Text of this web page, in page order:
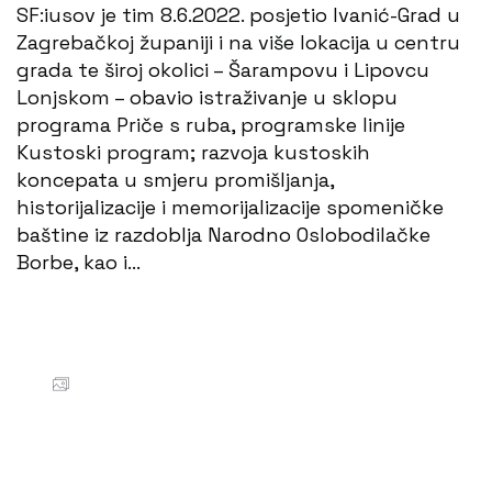
SF:iusov je tim 8.6.2022. posjetio Ivanić-Grad u
Zagrebačkoj županiji i na više lokacija u centru
grada te široj okolici – Šarampovu i Lipovcu
Lonjskom – obavio istraživanje u sklopu
programa Priče s ruba, programske linije
Kustoski program; razvoja kustoskih
koncepata u smjeru promišljanja,
historijalizacije i memorijalizacije spomeničke
baštine iz razdoblja Narodno Oslobodilačke
Borbe, kao i…